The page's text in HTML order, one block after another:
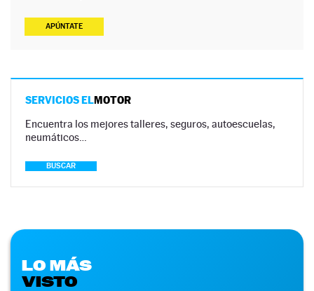
APÚNTATE
SERVICIOS ELMOTOR
Encuentra los mejores talleres, seguros, autoescuelas,
neumáticos…
BUSCAR
LO MÁS
VISTO